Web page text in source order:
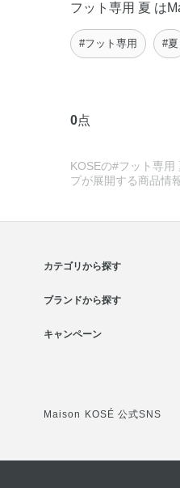
フット専用 夏 は
#フット専用 #夏
0点
KOSEの#フット専
プが展開する商品情
カテゴリから探す
ブランドから探す
キャンペーン
Maison KOSÉ 公式SNS